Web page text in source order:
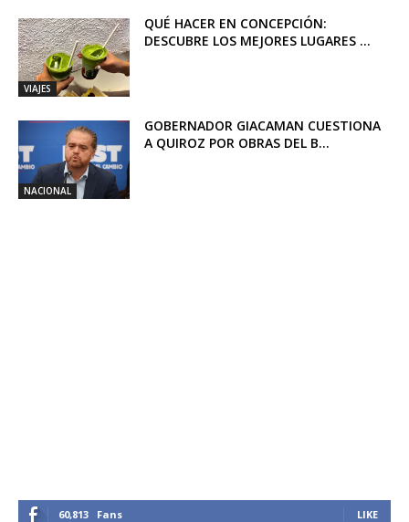
VIAJES
QUÉ HACER EN CONCEPCIÓN:
DESCUBRE LOS MEJORES LUGARES ...
NACIONAL
GOBERNADOR GIACAMAN CUESTIONA
A QUIROZ POR OBRAS DEL B...
60,813 Fans LIKE